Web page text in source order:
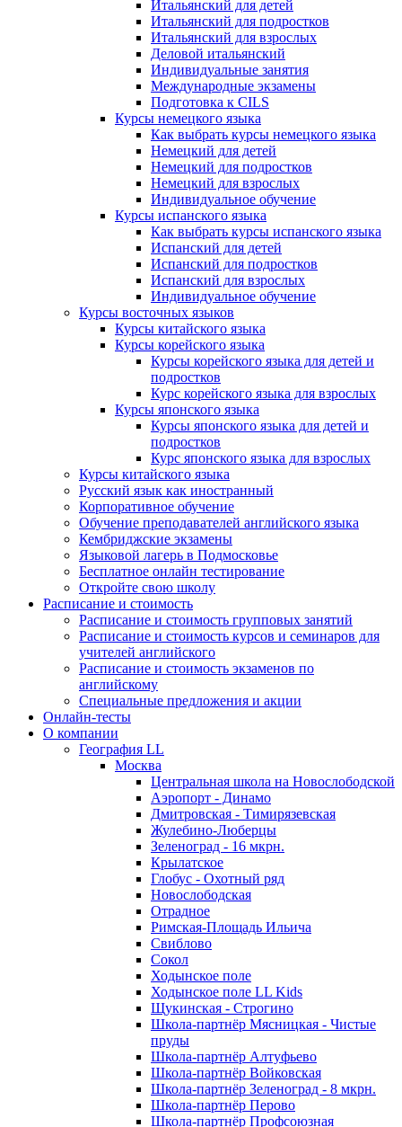
Итальянский для детей
Итальянский для подростков
Итальянский для взрослых
Деловой итальянский
Индивидуальные занятия
Международные экзамены
Подготовка к CILS
Курсы немецкого языка
Как выбрать курсы немецкого языка
Немецкий для детей
Немецкий для подростков
Немецкий для взрослых
Индивидуальное обучение
Курсы испанского языка
Как выбрать курсы испанского языка
Испанский для детей
Испанский для подростков
Испанский для взрослых
Индивидуальное обучение
Курсы восточных языков
Курсы китайского языка
Курсы корейского языка
Курсы корейского языка для детей и
подростков
Курс корейского языка для взрослых
Курсы японского языка
Курсы японского языка для детей и
подростков
Курс японского языка для взрослых
Курсы китайского языка
Русский язык как иностранный
Корпоративное обучение
Обучение преподавателей английского языка
Кембриджские экзамены
Языковой лагерь в Подмосковье
Бесплатное онлайн тестирование
Откройте свою школу
Расписание и стоимость
Расписание и стоимость групповых занятий
Расписание и стоимость курсов и семинаров для
учителей английского
Расписание и стоимость экзаменов по
английскому
Специальные предложения и акции
Онлайн-тесты
О компании
География LL
Москва
Центральная школа на Новослободской
Аэропорт - Динамо
Дмитровская - Тимирязевская
Жулебино-Люберцы
Зеленоград - 16 мкрн.
Крылатское
Глобус - Охотный ряд
Новослободская
Отрадное
Римская-Площадь Ильича
Свиблово
Сокол
Ходынское поле
Ходынское поле LL Kids
Щукинская - Строгино
Школа-партнёр Мясницкая - Чистые
пруды
Школа-партнёр Алтуфьево
Школа-партнёр Войковская
Школа-партнёр Зеленоград - 8 мкрн.
Школа-партнёр Перово
Школа-партнёр Профсоюзная